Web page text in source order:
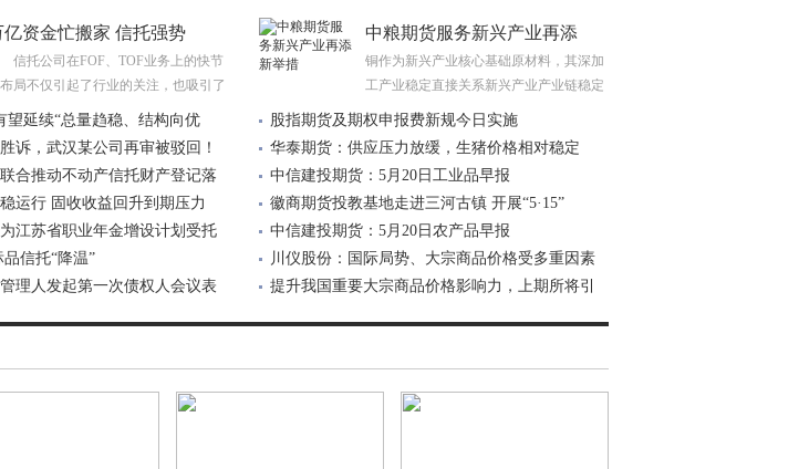
亿资金忙搬家 信托强势
托公司在FOF、TOF业务上的快节
局不仅引起了行业的关注，也吸引了
望延续“总量趋稳、结构向优
诉，武汉某公司再审被驳回！
合推动不动产信托财产登记落
运行 固收收益回升到期压力
江苏省职业年金增设计划受托
信托“降温”
理人发起第一次债权人会议表
中粮期货服务新兴产业再添
铜作为新兴产业核心基础原材料，其深加
工产业稳定直接关系新兴产业产业链稳定
股指期货及期权申报费新规今日实施
华泰期货：供应压力放缓，生猪价格相对稳定
中信建投期货：5月20日工业品早报
徽商期货投教基地走进三河古镇 开展“5·15”
中信建投期货：5月20日农产品早报
川仪股份：国际局势、大宗商品价格受多重因素
影
提升我国重要大宗商品价格影响力，上期所将引